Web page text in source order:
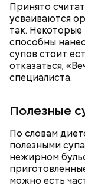
Принято
усваиваются
так.
способны
супов стоит
отказаться,
специалиста.
Полезные
По словам
полезными
нежирном
можно есть